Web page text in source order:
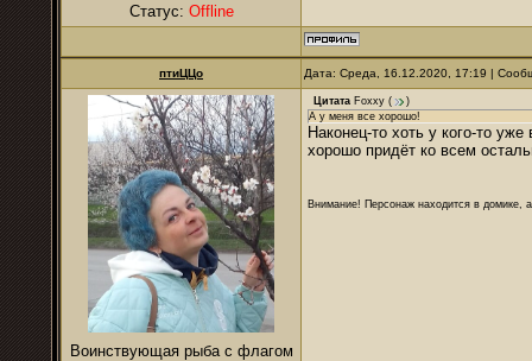
Статус: Offline
птиЦЦо Дата: Среда, 16.12.2020, 17:19 |
Воинствующая рыба с флагом
Цитата Foxxy (
)
А у меня все хорошо!
Наконец-то хоть у кого-то
хорошо придёт ко всем
Внимание! Персонаж находится в домике,